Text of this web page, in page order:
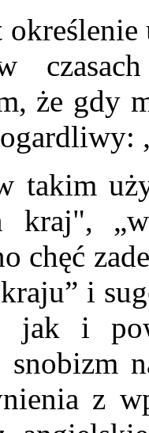
że gdy
takim
kraj",
chęć
i
jak i
snobizm
z